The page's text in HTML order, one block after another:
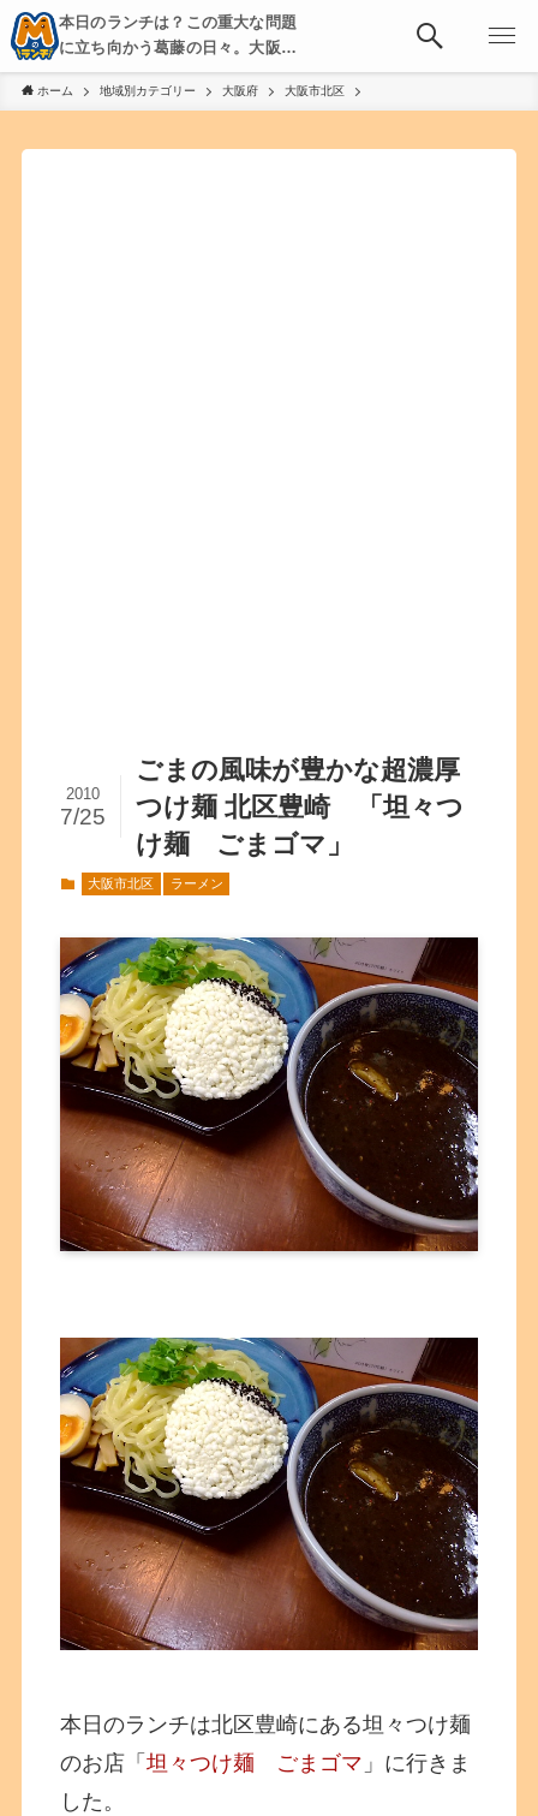
本日のランチは？この重大な問題
に立ち向かう葛藤の日々。大阪・
京都・神戸を中心とした食べ歩
き、飲み歩きを綴る。
ホーム 地域別カテゴリー 大阪府 大阪市北区
ごまの風味が豊かな超濃厚
つけ麺 北区豊崎 「坦々つ
け麺 ごまゴマ」
2010
7/25
大阪市北区 ラーメン
本日のランチは北区豊崎にある坦々つけ麺
のお店「坦々つけ麺 ごまゴマ 」に行きま
した。